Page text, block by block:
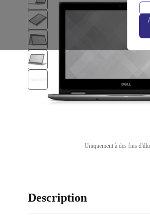
Uniquement à des fins
Description